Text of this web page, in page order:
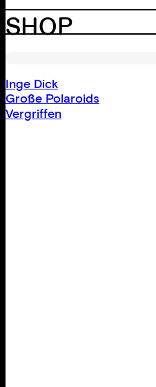
SHOP
Inge Dick
Große Polaroids
Vergriffen